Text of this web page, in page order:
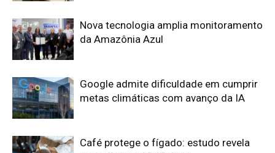
Edição atual da Revista
Amazônia